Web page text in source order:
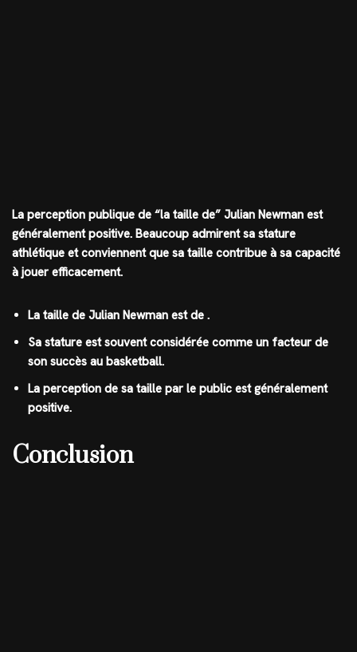
La perception publique de “la taille de” Julian Newman est
généralement positive. Beaucoup admirent sa stature
athlétique et conviennent que sa taille contribue à sa capacité
à jouer efficacement.
La taille de Julian Newman est de .
Sa stature est souvent considérée comme un facteur de
son succès au basketball.
La perception de sa taille par le public est généralement
positive.
Conclusion